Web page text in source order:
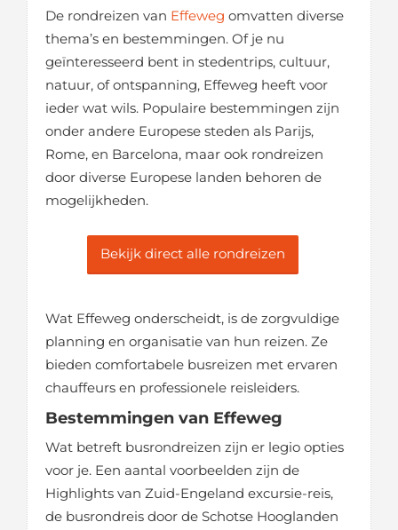
De rondreizen van Effeweg omvatten diverse
thema’s en bestemmingen. Of je nu
geïnteresseerd bent in stedentrips, cultuur,
natuur, of ontspanning, Effeweg heeft voor
ieder wat wils. Populaire bestemmingen zijn
onder andere Europese steden als Parijs,
Rome, en Barcelona, maar ook rondreizen
door diverse Europese landen behoren de
mogelijkheden.
Bekijk direct alle rondreizen
Wat Effeweg onderscheidt, is de zorgvuldige
planning en organisatie van hun reizen. Ze
bieden comfortabele busreizen met ervaren
chauffeurs en professionele reisleiders.
Bestemmingen van Effeweg
Wat betreft busrondreizen zijn er legio opties
voor je. Een aantal voorbeelden zijn de
Highlights van Zuid-Engeland excursie-reis,
de busrondreis door de Schotse Hooglanden